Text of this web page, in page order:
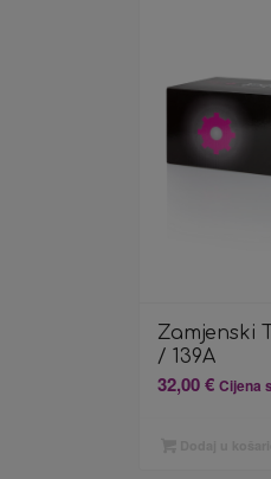
Zamjenski
/ 139A
32,00€ Cijena